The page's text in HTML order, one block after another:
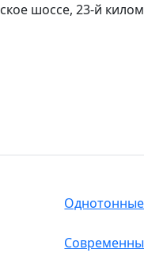
шоссе, 23-й
Однотонные